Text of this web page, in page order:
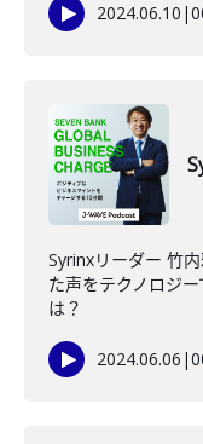
2024.06.10 |
Syrinxリーダー 竹
た声をテクノロジ
は？
2024.06.06 |